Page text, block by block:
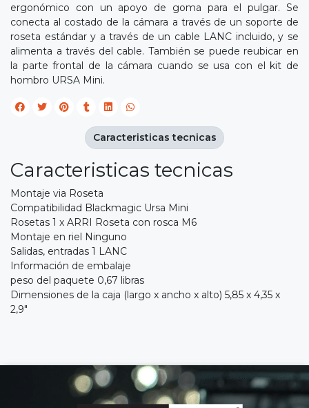
ergonómico con un apoyo de goma para el pulgar. Se
conecta al costado de la cámara a través de un soporte de
roseta estándar y a través de un cable LANC incluido, y se
alimenta a través del cable. También se puede reubicar en
la parte frontal de la cámara cuando se usa con el kit de
hombro URSA Mini.
Caracteristicas tecnicas
Montaje via Roseta
Compatibilidad Blackmagic Ursa Mini
Rosetas 1 x ARRI Roseta con rosca M6
Montaje en riel Ninguno
Salidas, entradas 1 LANC
Información de embalaje
peso del paquete 0,67 libras
Dimensiones de la caja (largo x ancho x alto) 5,85 x 4,35 x
2,9"
Caracteristicas tecnicas